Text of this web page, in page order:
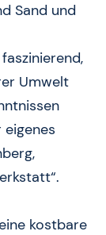
Sand und
Umwelt
kostbare